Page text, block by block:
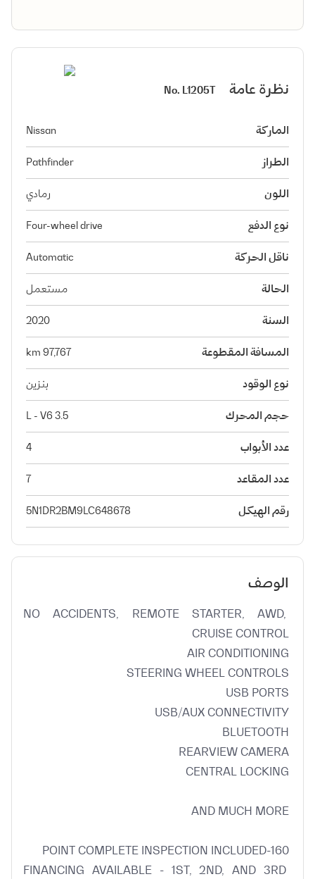
نظرة عامة No. L1205T
الماركة Nissan
الطراز Pathfinder
اللون رمادي
نوع الدفع Four-wheel drive
ناقل الحركة Automatic
الحالة مستعمل
السنة 2020
المسافة المقطوعة 97,767 km
نوع الوقود بنزين
حجم المحرك 3.5 L - V6
عدد الأبواب 4
عدد المقاعد 7
رقم الهيكل 5N1DR2BM9LC648678
الوصف
NO ACCIDENTS, REMOTE STARTER, AWD,
FINANCING AVAILABLE - 1ST, 2ND, AND 3RD